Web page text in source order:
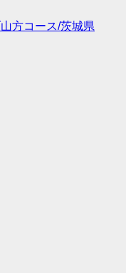
方コース/茨城県